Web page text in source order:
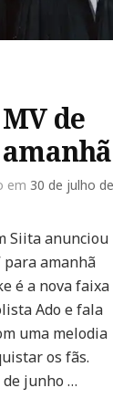
de
em 30 de julho de
Siita anunciou
para amanhã
é a nova faixa
Ado e fala
uma melodia
os fãs.
de junho …